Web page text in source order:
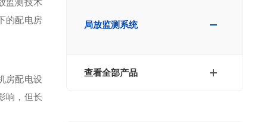
局放监测系统
查看全部产品
监测技术
的配电房
房配电设
响，但长